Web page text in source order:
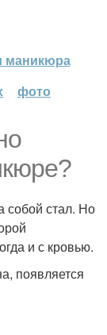
маникюра
фото
собой стал. Но
и с кровью.
появляется